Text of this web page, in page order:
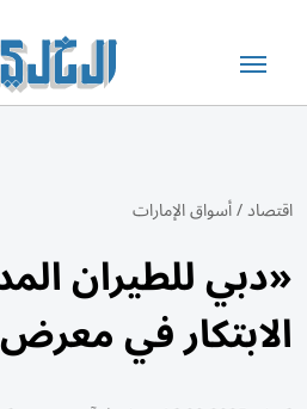
اقتصاد/أسواق الإمارات
«دبي للطيران
الابتكار في